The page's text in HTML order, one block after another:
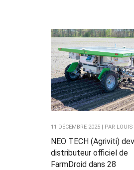
11 DÉCEMBRE 2025 | PAR
NEO TECH (Agriviti)
distributeur officiel de
FarmDroid dans 28